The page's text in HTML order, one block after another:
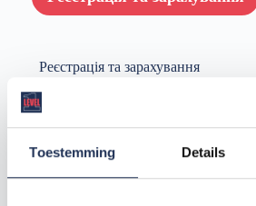
Toestemming Details
Реєстрація та зарахування
Як звернутися до